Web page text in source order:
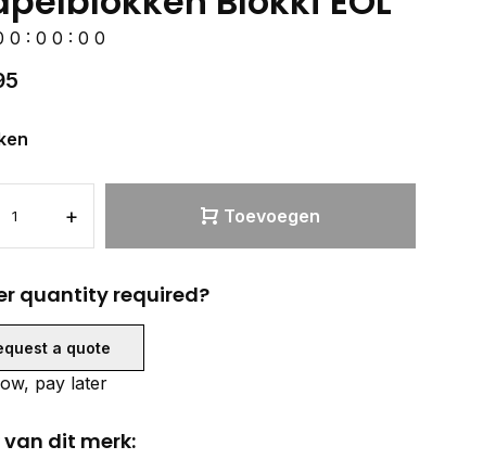
0 : 0 0 : 0 0
+ Toevoegen
quantity required?
a quote
pay later
van dit merk: